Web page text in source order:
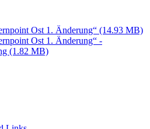
Ost 1. Änderung“ (14.93 MB)
Ost 1. Änderung“ -
(1.82 MB)